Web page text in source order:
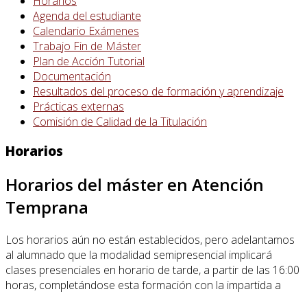
Agenda del estudiante
Calendario Exámenes
Trabajo Fin de Máster
Plan de Acción Tutorial
Documentación
Resultados del proceso de formación y aprendizaje
Prácticas externas
Comisión de Calidad de la Titulación
Horarios
Horarios del máster en Atención
Temprana
Los horarios aún no están establecidos, pero adelantamos
al alumnado que la modalidad semipresencial implicará
clases presenciales en horario de tarde, a partir de las 16:00
horas, completándose esta formación con la impartida a